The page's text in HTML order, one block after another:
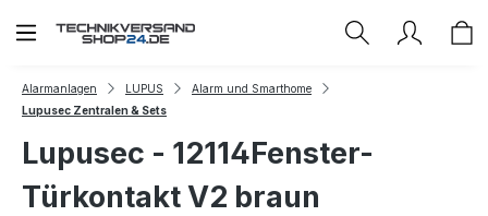
Zum Hauptinhalt springen
Alarmanlagen LUPUS
Alarm und Smarthome
Lupusec Zentralen & Sets
Lupusec - 12114Fenster-
Türkontakt V2 braun